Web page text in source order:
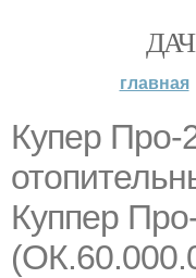
главная
Купер Про-
Куппер